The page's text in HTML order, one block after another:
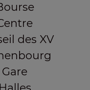
des XV